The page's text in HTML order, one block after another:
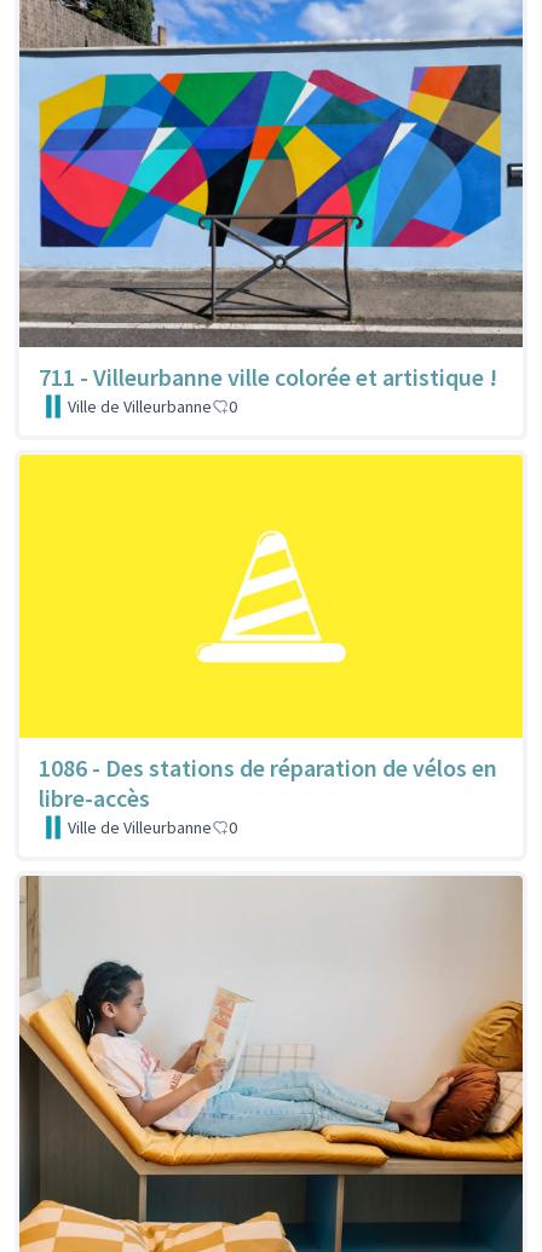
711 - Villeurbanne ville colorée et artistique !
Ville de Villeurbanne 0
1086 - Des stations de réparation de vélos en
libre-accès
Ville de Villeurbanne 0